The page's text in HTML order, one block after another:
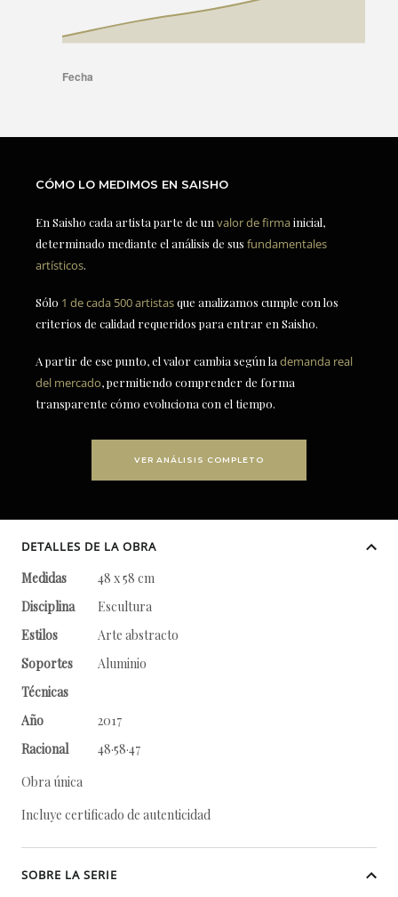
CÓMO LO MEDIMOS EN SAISHO
En Saisho cada artista parte de un valor de firmainicial,
determinado mediante el análisis de sus fundamentales
artísticos.
Sólo 1 de cada 500 artistasque analizamos cumple con los
criterios de calidad requeridos para entrar en Saisho.
A partir de ese punto, el valor cambia según la demanda real
del mercado, permitiendo comprender de forma
transparente cómo evoluciona con el tiempo.
VER ANÁLISIS COMPLETO
DETALLES DE LA OBRA
Medidas
48 x 58 cm
Disciplina
Escultura
Estilos
Arte abstracto
Soportes
Aluminio
Técnicas
Año
2017
Racional
48·58·47
Obra única
Incluye certificado de autenticidad
SOBRE LA SERIE